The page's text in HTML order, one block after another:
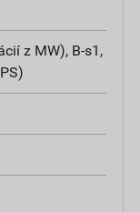
z MW), B-s1,